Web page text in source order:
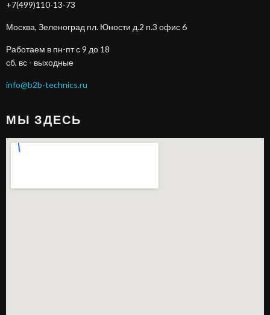
+7(499)110-13-73
Москва, Зеленоград пл. Юности д.2 п.3 офис 6
Работаем в пн-пт с 9 до 18
сб, вс - выходные
info@b2b-technics.ru
МЫ ЗДЕСЬ